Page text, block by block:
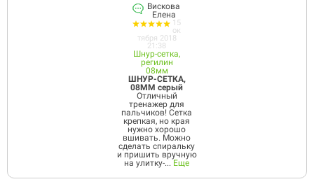
Вискова
Елена
15
ок
тября 2018
21:38
Шнур-сетка,
регилин
08мм
ШНУР-СЕТКА,
08ММ серый
Отличный
тренажер для
пальчиков! Сетка
крепкая, но края
нужно хорошо
вшивать. Можно
сделать спиральку
и пришить вручную
на улитку-...Еще